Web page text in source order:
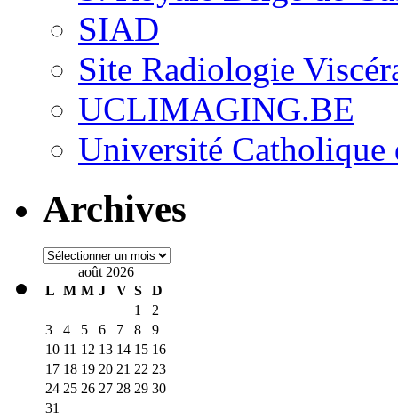
SIAD
Site Radiologie
UCLIMAGING.BE
Université Catholique
Archives
Archives
août 2026
L M M J V S
D
1
2
3
4 5 6 7 8
9
10 11 12 13 14 15 16
17 18 19 20 21 22 23
24 25 26 27 28 29 30
31